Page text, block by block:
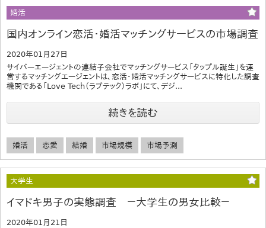
婚活
国内オンライン恋活・婚活マッチングサービスの市場調査
2020年01月27日
サイバーエージェントの連結子会社でマッチングサービス「タップル誕生」を運
営するマッチングエージェントは、恋活・婚活マッチングサービスに特化した調査
機関である「Love Tech（ラブテック）ラボ」にて、デジ...
続きを読む
婚活 恋愛 結婚 市場規模 市場予測
大学生
イマドキ男子の実態調査 －大学生の男女比較－
2020年01月21日